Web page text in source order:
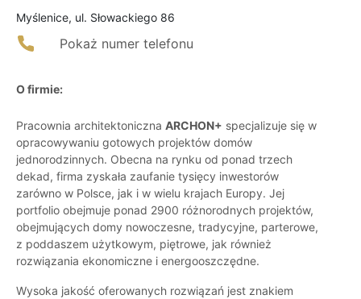
Myślenice, ul. Słowackiego 86
Pokaż numer telefonu
O firmie:
Pracownia architektoniczna ARCHON+ specjalizuje się w
opracowywaniu gotowych projektów domów
jednorodzinnych. Obecna na rynku od ponad trzech
dekad, firma zyskała zaufanie tysięcy inwestorów
zarówno w Polsce, jak i w wielu krajach Europy. Jej
portfolio obejmuje ponad 2900 różnorodnych projektów,
obejmujących domy nowoczesne, tradycyjne, parterowe,
z poddaszem użytkowym, piętrowe, jak również
rozwiązania ekonomiczne i energooszczędne.
Wysoka jakość oferowanych rozwiązań jest znakiem